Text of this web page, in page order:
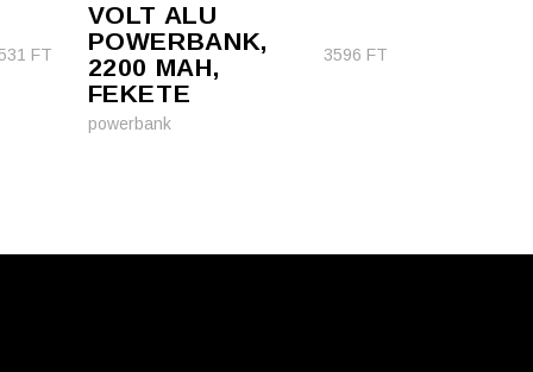
FT
VOLT ALU
POWERBANK,
2200 MAH,
FEKETE
3596 FT
powerbank